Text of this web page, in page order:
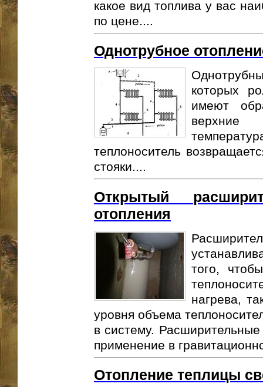
какое вид топлива у вас
по цене....
Однотрубное
которых
имеют
теплоноситель
стояки....
Открытый
отопления
того,
нагрева,
уровня объема
в систему.
применение в
Отопление теплицы